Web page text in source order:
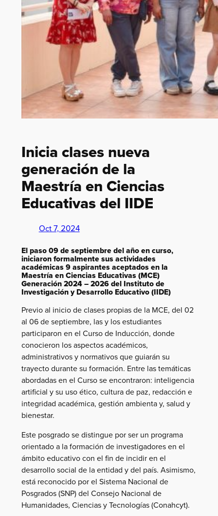
Inicia clases nueva
generación de la
Maestría en Ciencias
Educativas del IIDE
Oct 7, 2024
El paso 09 de septiembre del año en curso,
iniciaron formalmente sus actividades
académicas 9 aspirantes aceptados en la
Maestría en Ciencias Educativas (MCE)
Generación 2024 – 2026 del Instituto de
Investigación y Desarrollo Educativo (IIDE)
Previo al inicio de clases propias de la MCE, del 02
al 06 de septiembre, las y los estudiantes
participaron en el Curso de Inducción, donde
conocieron los aspectos académicos,
administrativos y normativos que guiarán su
trayecto durante su formación. Entre las temáticas
abordadas en el Curso se encontraron: inteligencia
artificial y su uso ético, cultura de paz, redacción e
integridad académica, gestión ambienta y, salud y
bienestar.
Este posgrado se distingue por ser un programa
orientado a la formación de investigadores en el
ámbito educativo con el fin de incidir en el
desarrollo social de la entidad y del país. Asimismo,
está reconocido por el Sistema Nacional de
Posgrados (SNP) del Consejo Nacional de
Humanidades, Ciencias y Tecnologías (Conahcyt).